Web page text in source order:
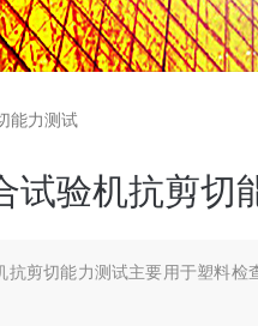
能力测试
试验机抗剪切
抗剪切能力测试主要用于塑料检